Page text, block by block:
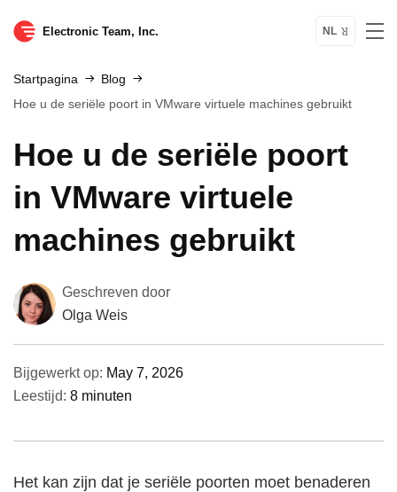
Electronic Team, Inc. NL
Startpagina
Blog
Hoe u de seriële poort in VMware virtuele machines gebruikt
Hoe u de seriële poort
in VMware virtuele
machines gebruikt
Geschreven door
Olga Weis
Bijgewerkt op: May 7, 2026
Leestijd: 8 minuten
Het kan zijn dat je seriële poorten moet benaderen